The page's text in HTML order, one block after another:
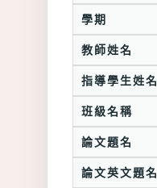
學期
教師姓名
指導學生姓名
班級名稱
論文題名
論文英文題名